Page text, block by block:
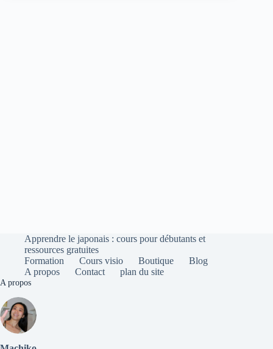
Apprendre le japonais : cours pour débutants et
ressources gratuites
Formation
Cours visio Boutique
Blog
A propos
Contact plan du site
A propos